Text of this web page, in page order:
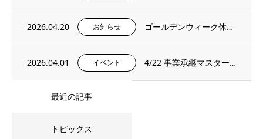
2026.04.20 お知らせ ゴールデンウィーク休暇のお知らせ
2026.04.01 イベント 4/22 事業承継マスタープログラムプレセミナー＆説明会を開催いたします。
最近の記事
トピックス